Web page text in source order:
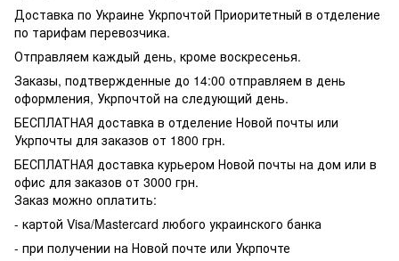
Доставка по Украине Укрпочтой Приоритетный в отделение
по тарифам перевозчика.
Отправляем каждый день, кроме воскресенья.
Заказы, подтвержденные до 14:00 отправляем в день
оформления, Укрпочтой на следующий день.
БЕСПЛАТНАЯ доставка в отделение Новой почты или
Укрпочты для заказов от 1800 грн.
БЕСПЛАТНАЯ доставка курьером Новой почты на дом или в
офис для заказов от 3000 грн.
Заказ можно оплатить:
- картой Visa/Mastercard любого украинского банка
- при получении на Новой почте или Укрпочте